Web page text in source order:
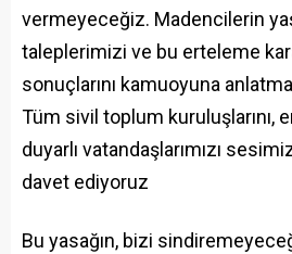
vermeyeceğiz. Madencilerin
taleplerimizi ve bu erteleme
sonuçlarını kamuoyuna
Tüm sivil toplum kuruluşlarını,
duyarlı vatandaşlarımızı
davet ediyoruz
Bu yasağın, bizi